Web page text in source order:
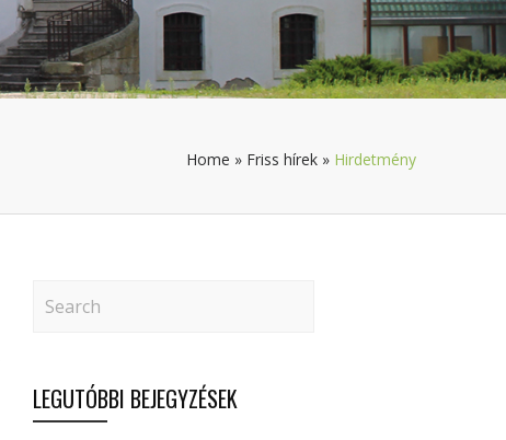
Home » Friss hírek » Hirdetmény
LEGUTÓBBI BEJEGYZÉSEK